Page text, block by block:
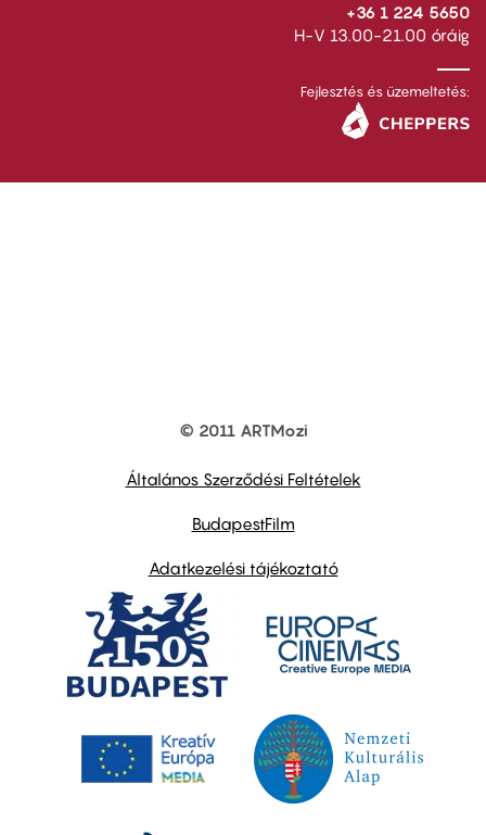
+36 1 224 5650
H-V 13.00-21.00 óráig
Fejlesztés és üzemeltetés:
© 2011 ARTMozi
Általános Szerződési Feltételek
BudapestFilm
Adatkezelési tájékoztató